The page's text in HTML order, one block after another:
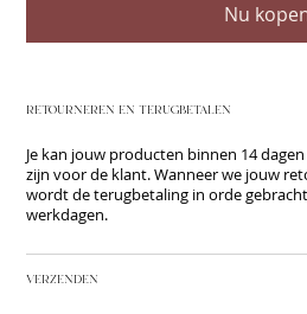
Nu
RETOURNEREN EN TERUGBETALEN
Je kan jouw producten binnen 14
zijn voor de klant. Wanneer we jouw
wordt de terugbetaling in orde
werkdagen.
VERZENDEN